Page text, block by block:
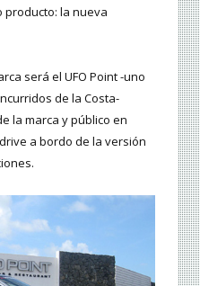
producto: la nueva
será el UFO Point -uno
de la Costa-
la marca y público en
a bordo de la versión